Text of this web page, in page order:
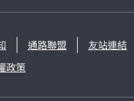
通路聯盟
友站連結
政策